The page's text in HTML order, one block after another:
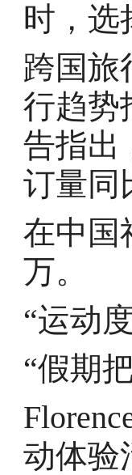
时，选
跨国旅
行趋势
告指出
订量同
在中国
万。
“运动
“假期
动体验